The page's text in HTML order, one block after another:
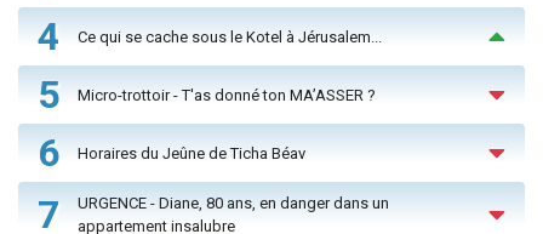
4 Ce qui se cache sous le Kotel à Jérusalem...
5 Micro-trottoir - T'as donné ton MA’ASSER ?
6 Horaires du Jeûne de Ticha Béav
7
URGENCE - Diane, 80 ans, en danger dans un
appartement insalubre